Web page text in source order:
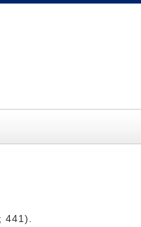
441).